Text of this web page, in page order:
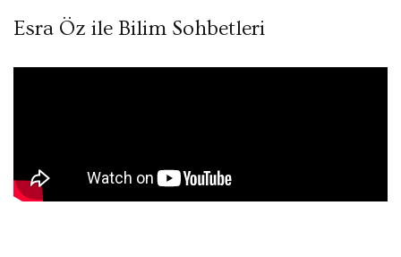
Esra Öz ile Bilim Sohbetleri